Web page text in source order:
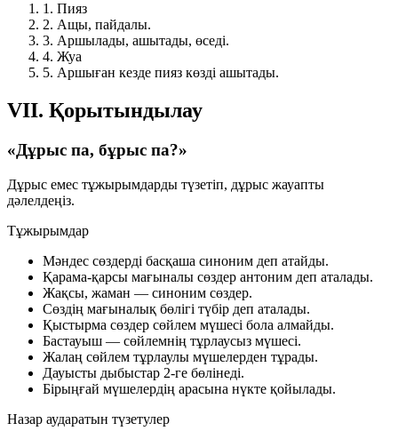
1. Пияз
2. Ащы, пайдалы.
3. Аршылады, ашытады, өседі.
4. Жуа
5. Аршыған кезде пияз көзді ашытады.
VII. Қорытындылау
«Дұрыс па, бұрыс па?»
Дұрыс емес тұжырымдарды түзетіп, дұрыс жауапты
дәлелдеңіз.
Тұжырымдар
Мәндес сөздерді басқаша синоним деп атайды.
Қарама-қарсы мағыналы сөздер антоним деп аталады.
Жақсы, жаман — синоним сөздер.
Сөздің мағыналық бөлігі түбір деп аталады.
Қыстырма сөздер сөйлем мүшесі бола алмайды.
Бастауыш — сөйлемнің тұрлаусыз мүшесі.
Жалаң сөйлем тұрлаулы мүшелерден тұрады.
Дауысты дыбыстар 2-ге бөлінеді.
Бірыңғай мүшелердің арасына нүкте қойылады.
Назар аударатын түзетулер